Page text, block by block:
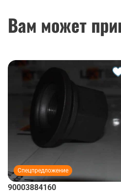
Вам может
Спецпредложение
90003884160